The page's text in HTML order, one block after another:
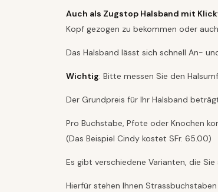
Auch als Zugstop Halsband mit
Kopf gezogen zu bekommen oder
Das Halsband lässt sich schnell An-
Wichtig: Bitte messen Sie den
Der Grundpreis für Ihr Halsband
Pro Buchstabe, Pfote oder Knochen
(Das Beispiel Cindy kostet SFr. 65.00)
Es gibt verschiedene Varianten, die
Hierfür stehen Ihnen